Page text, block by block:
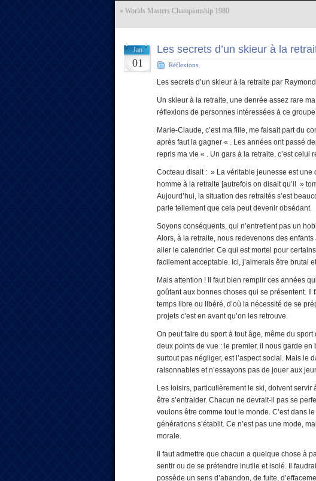
« Worlds Masters Championship 1980
Jan
01
Les secrets d’un skieur à la
Réflexions
Les secrets d’un skieur à la retraite par
Un skieur à la retraite, une denrée assez rare
réflexions de personnes intéressées à ce
Marie-Claude, c’est ma fille, me faisait part du
après faut la gagner « . Les années ont passé
repris ma vie « . Un gars à la retraite, c’est
Cocteau disait : » La véritable jeunesse est une
homme à la retraite [autrefois on disait qu’il »
Aujourd’hui, la situation des retraités s’est
parle tellement que cela peut devenir obsédant.
Soyons conséquents, qui n’entretient pas un
Alors, à la retraite, nous redevenons des
aller le calendrier. Ce qui est mortel pour
facilement acceptable. Ici, j’aimerais être brutal
Mais attention ! Il faut bien remplir ces années
goûtant aux bonnes choses qui se présentent.
temps libre ou libéré, d’où la nécessité de se
projets c’est en avant qu’on les retrouve.
On peut faire du sport à tout âge, même du
deux points de vue : le premier, il nous garde
surtout pas négliger, est l’aspect social. Mais le
raisonnables et n’essayons pas de jouer aux
Les loisirs, particulièrement le ski, doivent servir
être s’entraider. Chacun ne devrait-il pas se
voulons être comme tout le monde. C’est dans
générations s’établit. Ce n’est pas une mode,
morale.
Il faut admettre que chacun a quelque chose à
sentir ou de se prétendre inutile et isolé. Il
possède un sens d’abandon, de fuite,